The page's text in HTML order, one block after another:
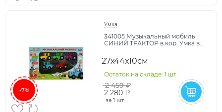
-7%
Умка
341005 Музыкальный мобиль
СИНИЙ ТРАКТОР в кор. Умка в
27х44х10см
Остаток на складе: 1 шт
2 459 ₽
2 280 ₽
за 1 шт